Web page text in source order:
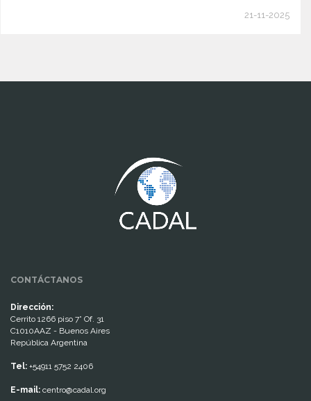
21-11-2025
CONTÁCTANOS
Dirección:
Cerrito 1266 piso 7° Of. 31
C1010AAZ - Buenos Aires
República Argentina
Tel: +54911 5752 2406
E-mail: centro@cadal.org